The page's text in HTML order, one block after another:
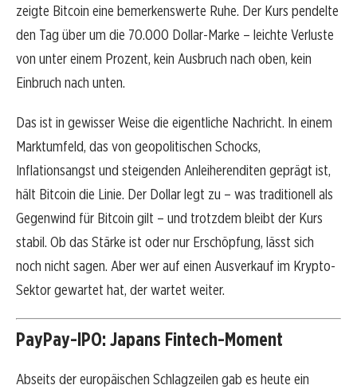
zeigte Bitcoin eine bemerkenswerte Ruhe. Der Kurs pendelte
den Tag über um die 70.000 Dollar-Marke – leichte Verluste
von unter einem Prozent, kein Ausbruch nach oben, kein
Einbruch nach unten.
Das ist in gewisser Weise die eigentliche Nachricht. In einem
Marktumfeld, das von geopolitischen Schocks,
Inflationsangst und steigenden Anleiherenditen geprägt ist,
hält Bitcoin die Linie. Der Dollar legt zu – was traditionell als
Gegenwind für Bitcoin gilt – und trotzdem bleibt der Kurs
stabil. Ob das Stärke ist oder nur Erschöpfung, lässt sich
noch nicht sagen. Aber wer auf einen Ausverkauf im Krypto-
Sektor gewartet hat, der wartet weiter.
PayPay-IPO: Japans Fintech-Moment
Abseits der europäischen Schlagzeilen gab es heute ein